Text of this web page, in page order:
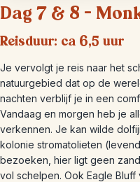
Dag 7 & 8 –
Reisduur: ca 6,5 uur
Je vervolgt je reis naar het
natuurgebied dat op de
nachten verblijf je in een
Vandaag en morgen heb je
verkennen. Je kan wilde
kolonie stromatolieten
bezoeken, hier ligt geen
vol schelpen. Ook Eagle